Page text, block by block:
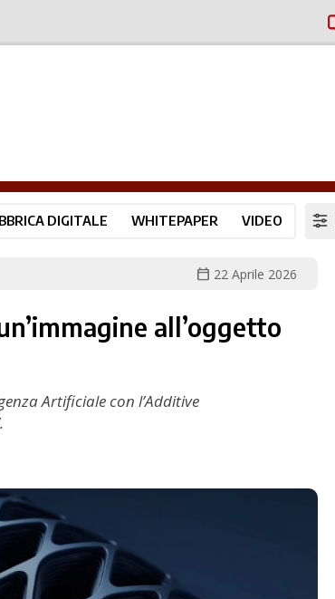
DIGITALE WHITEPAPER VIDEO
calendar_today 22 Aprile 2026
all’oggetto
Artificiale con l’Additive